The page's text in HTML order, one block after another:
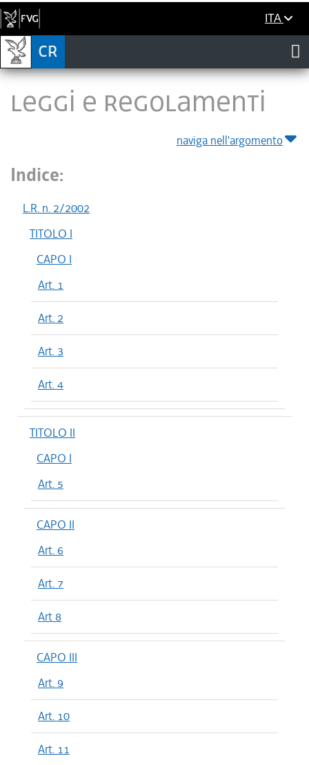
ITA
LEGGI E REGOLAMENTI
naviga nell'argomento
Indice:
L.R. n. 2/2002
TITOLO I
CAPO I
Art. 1
Art. 2
Art. 3
Art. 4
TITOLO II
CAPO I
Art. 5
CAPO II
Art. 6
Art. 7
Art 8
CAPO III
Art. 9
Art. 10
Art. 11